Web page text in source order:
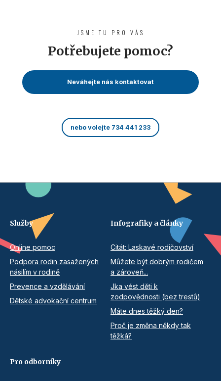
JSME TU PRO VÁS
Potřebujete pomoc?
Neváhejte nás kontaktovat
nebo volejte 734 441 233
Služby
Online pomoc
Podpora rodin zasažených
násilím v rodině
Prevence a vzdělávání
Dětské advokační centrum
Infografiky a články
Citát: Laskavé rodičovství
Můžete být dobrým rodičem
a zároveň...
Jka vést děti k
zodpovědnosti (bez trestů)
Máte dnes těžký den?
Proč je změna někdy tak
těžká?
Pro odborníky